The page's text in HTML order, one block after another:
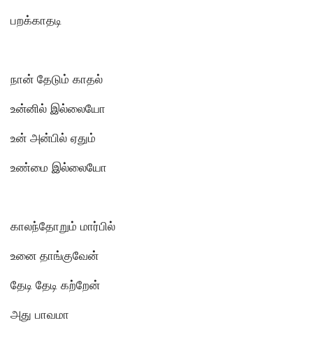
பறக்காதடி
நான் தேடும் காதல்
உன்னில் இல்லையோ
உன் அன்பில் ஏதும்
உண்மை இல்லையோ
காலந்தோறும் மார்பில்
உனை தாங்குவேன்
தேடி தேடி கற்றேன்
அது பாவமா